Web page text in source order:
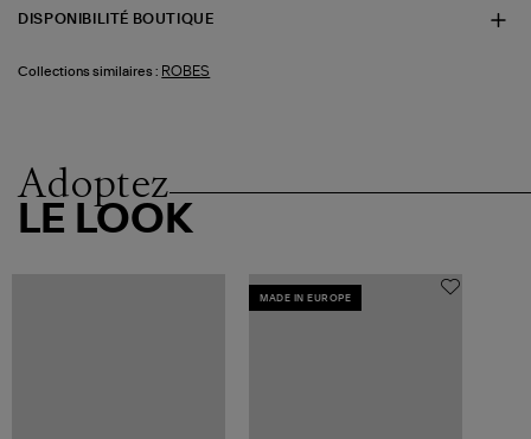
DISPONIBILITÉ BOUTIQUE
Collections similaires : ROBES
Adoptez
LE LOOK
MADE IN EUROPE